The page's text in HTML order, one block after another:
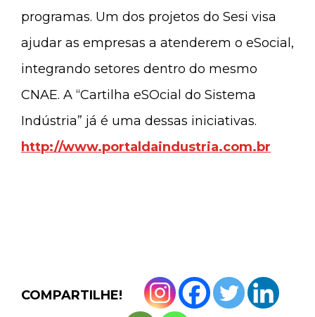
programas. Um dos projetos do Sesi visa
ajudar as empresas a atenderem o eSocial,
integrando setores dentro do mesmo
CNAE. A “Cartilha eSOcial do Sistema
Indústria” já é uma dessas iniciativas.
http://www.portaldaindustria.com.br
COMPARTILHE!